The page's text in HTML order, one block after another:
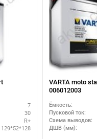
7
30
R+
129*52*128
VARTA moto
006012003
Ёмкость:
Пусковой ток:
Схема выводов:
ДШВ (мм):